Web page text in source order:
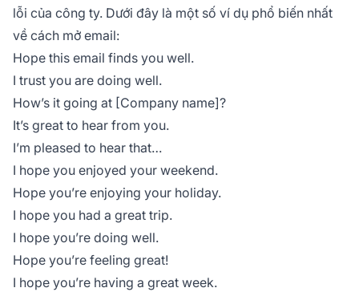
lỗi của công ty. Dưới đây là một số ví dụ phổ biến nhất
về cách mở email:
Hope this email finds you well.
I trust you are doing well.
How’s it going at [Company name]?
It’s great to hear from you.
I’m pleased to hear that…
I hope you enjoyed your weekend.
Hope you’re enjoying your holiday.
I hope you had a great trip.
I hope you’re doing well.
Hope you’re feeling great!
I hope you’re having a great week.